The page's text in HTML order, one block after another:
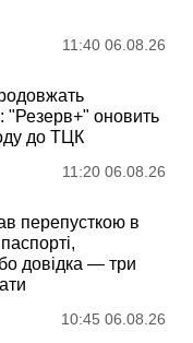
11:40 06.08.26
"Резерв+" оновить
до ТЦК
11:20 06.08.26
перепусткою в
довідка — три
10:45 06.08.26